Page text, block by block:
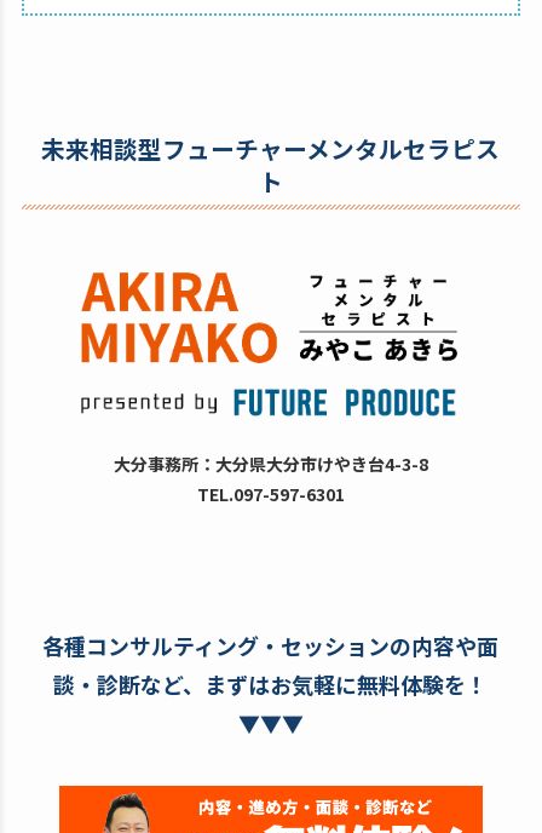
未来相談型フューチャーメンタルセラピス
ト
大分事務所：大分県大分市けやき台4-3-8
TEL.097-597-6301
各種コンサルティング・セッションの内容や面
談・診断など、まずはお気軽に無料体験を！
▼▼▼